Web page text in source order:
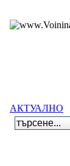
АКТУАЛНО